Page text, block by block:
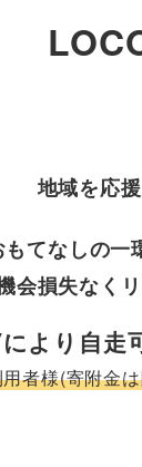
地域を応
もてなしの一
会損失なく
より自走
者様(寄附金